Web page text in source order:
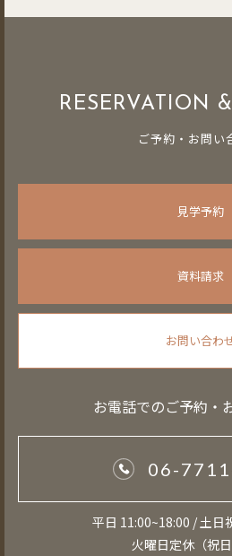
RESERVATION
ご予約・お問い
見学予約
資料請求
お問い合わ
お電話でのご予約・
06-
平日 11:00~18:00 / 土日
火曜日定休（祝日